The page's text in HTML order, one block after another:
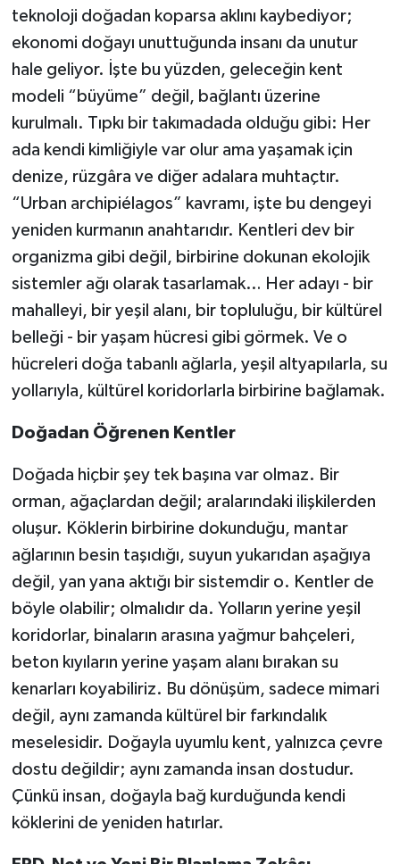
teknoloji doğadan koparsa aklını kaybediyor;
ekonomi doğayı unuttuğunda insanı da unutur
hale geliyor. İşte bu yüzden, geleceğin kent
modeli “büyüme” değil, bağlantı üzerine
kurulmalı. Tıpkı bir takımadada olduğu gibi: Her
ada kendi kimliğiyle var olur ama yaşamak için
denize, rüzgâra ve diğer adalara muhtaçtır.
“Urban archipiélagos” kavramı, işte bu dengeyi
yeniden kurmanın anahtarıdır. Kentleri dev bir
organizma gibi değil, birbirine dokunan ekolojik
sistemler ağı olarak tasarlamak… Her adayı - bir
mahalleyi, bir yeşil alanı, bir topluluğu, bir kültürel
belleği - bir yaşam hücresi gibi görmek. Ve o
hücreleri doğa tabanlı ağlarla, yeşil altyapılarla, su
yollarıyla, kültürel koridorlarla birbirine bağlamak.
Doğadan Öğrenen Kentler
Doğada hiçbir şey tek başına var olmaz. Bir
orman, ağaçlardan değil; aralarındaki ilişkilerden
oluşur. Köklerin birbirine dokunduğu, mantar
ağlarının besin taşıdığı, suyun yukarıdan aşağıya
değil, yan yana aktığı bir sistemdir o. Kentler de
böyle olabilir; olmalıdır da. Yolların yerine yeşil
koridorlar, binaların arasına yağmur bahçeleri,
beton kıyıların yerine yaşam alanı bırakan su
kenarları koyabiliriz. Bu dönüşüm, sadece mimari
değil, aynı zamanda kültürel bir farkındalık
meselesidir. Doğayla uyumlu kent, yalnızca çevre
dostu değildir; aynı zamanda insan dostudur.
Çünkü insan, doğayla bağ kurduğunda kendi
köklerini de yeniden hatırlar.